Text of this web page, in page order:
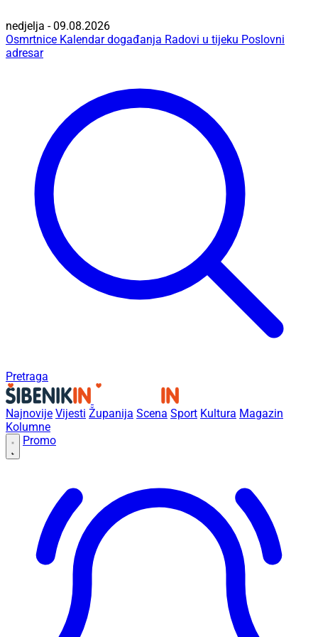
nedjelja - 09.08.2026
Osmrtnice Kalendar događanja Radovi u tijeku Poslovni
adresar
Pretraga
Najnovije Vijesti Županija Scena Sport Kultura Magazin
Kolumne
Promo